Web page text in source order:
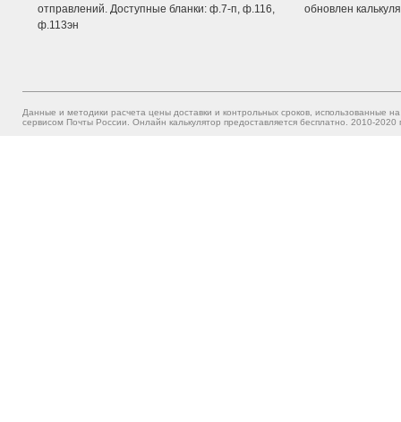
отправлений. Доступные бланки: ф.7-п, ф.116,
ф.113эн
обновлен
Данные и методики расчета цены доставки и контрольных сроков, использованные
сервисом Почты России. Онлайн калькулятор предоставляется бесплатно. 2010-2020